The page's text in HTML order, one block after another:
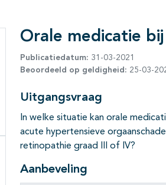
binnen deze richtlijn
openklappen
Orale medicatie
Publicatiedatum: 31-03-2021
Beoordeeld op geldigheid: 25-03-
Uitgangsvraag
In welke situatie kan orale
acute hypertensieve
retinopathie graad III of IV?
Aanbeveling